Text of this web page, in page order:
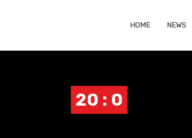
HOME NEWS
20 : 0